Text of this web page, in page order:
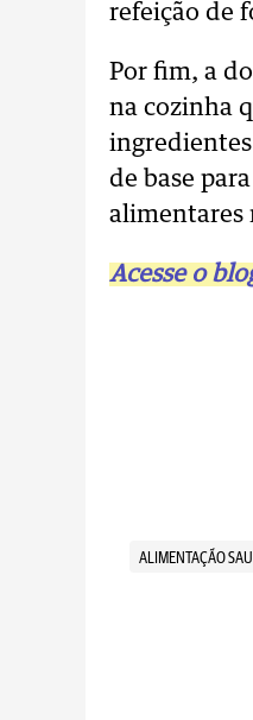
refeição de
Por fim, a
na cozinha
de base
alimentares
Acesse o
ALIMENTAÇÃO